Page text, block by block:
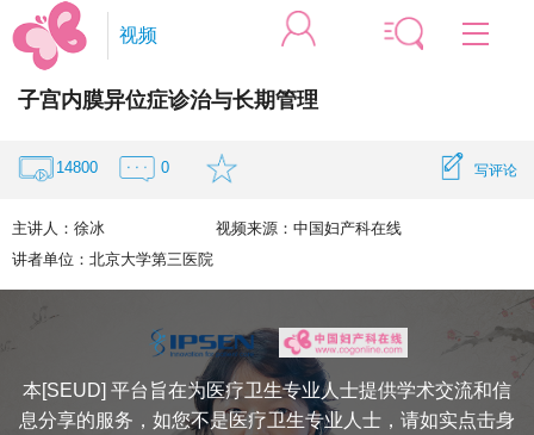
视频
专家微访谈 妇科微创
宫颈疾病
宫颈疾病
妇科肿瘤
围产医学
会议微视频 妇科盆底
妇科微创
子宫内膜异位症诊治与长期管理
14800 0 写评论
主讲人： 徐冰 视频来源：中国妇产科在线
讲者单位： 北京大学第三医院
本[SEUD] 平台旨在为医疗卫生专业人士提供学术交流和信
息分享的服务，如您不是医疗卫生专业人士，请如实点击身